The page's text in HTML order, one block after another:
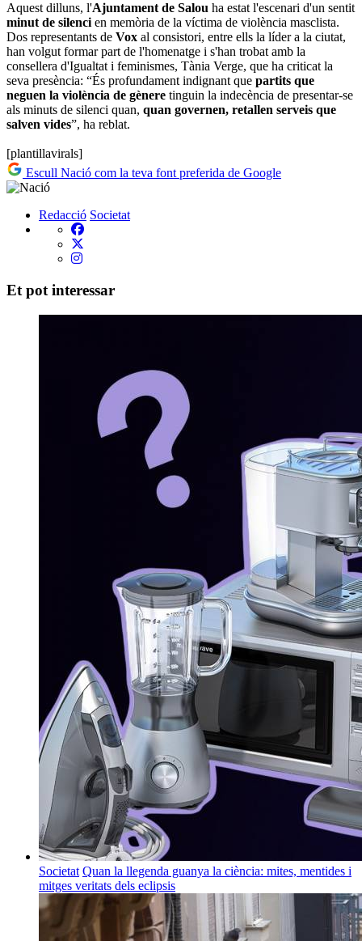
Aquest dilluns, l'Ajuntament de Salou ha estat l'escenari d'un sentit
minut de silencien memòria de la víctima de violència masclista.
Dos representants de Vox al consistori, entre ells la líder a la ciutat,
han volgut formar part de l'homenatge i s'han trobat amb la
consellera d'Igualtat i feminismes, Tània Verge, que ha criticat la
seva presència: “És profundament indignant que partits que
neguen la violència de gènere tinguin la indecència de presentar-se
als minuts de silenci quan, quan governen, retallen serveis que
salven vides”, ha reblat.
[plantillavirals]
Escull Nació com la teva font preferida de Google
Redacció Societat
Et pot interessar
Societat Quan la llegenda guanya la ciència: mites, mentides i
mitges veritats dels eclipsis